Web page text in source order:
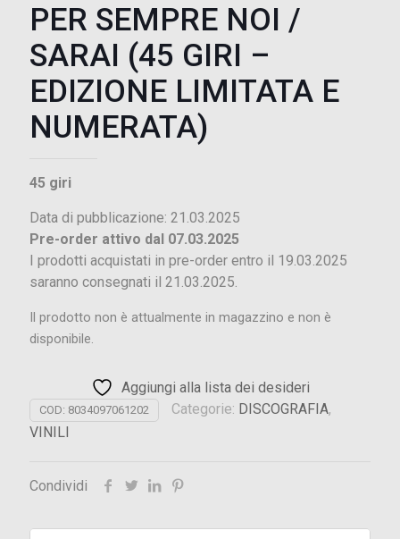
PER SEMPRE NOI /
SARAI (45 GIRI –
EDIZIONE LIMITATA E
NUMERATA)
45 giri
Data di pubblicazione: 21.03.2025
Pre-order attivo dal 07.03.2025
I prodotti acquistati in pre-order entro il 19.03.2025
saranno consegnati il 21.03.2025.
Il prodotto non è attualmente in magazzino e non è
disponibile.
Aggiungi alla lista dei desideri
COD: 8034097061202 Categorie: DISCOGRAFIA,
VINILI
Condividi